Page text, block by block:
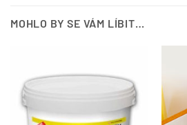
MOHLO BY SE VÁM LÍBIT…